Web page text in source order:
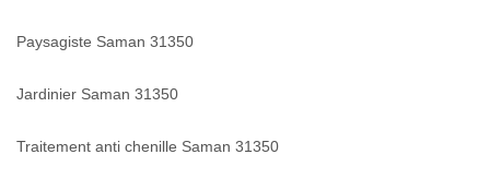
Paysagiste Saman 31350
Jardinier Saman 31350
Traitement anti chenille Saman 31350